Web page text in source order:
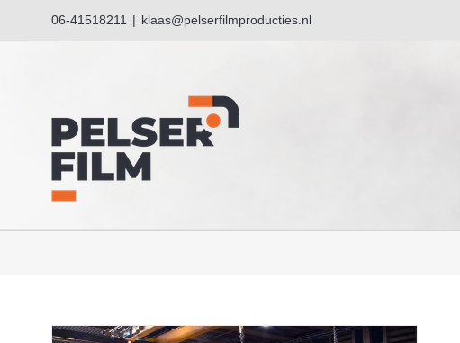
06-41518211 | klaas@pelserfilmproducties.nl